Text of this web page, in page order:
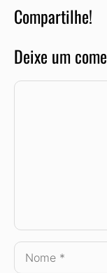
Compartilhe!
Deixe um
Comentário
Nome